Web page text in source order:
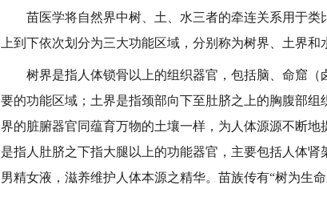
苗医学将自然界中树、土、水三者的牵连关系用于类
上到下依次划分为三大功能区域，分别称为树界、土界和
树界是指人体锁骨以上的组织器官，包括脑、命窟（
要的功能区域；土界是指颈部向下至肚脐之上的胸腹部
界的脏腑器官同蕴育万物的土壤一样，为人体源源不断
是指人肚脐之下指大腿以上的功能器官，主要包括人体
男精女液，滋养维护人体本源之精华。苗族传有“树为生